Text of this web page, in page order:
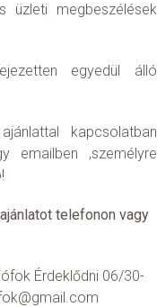
üzleti megbeszélések
egyedül álló
kapcsolatban
emailben ,személyre
telefonon vagy
Érdeklődni 06/30-